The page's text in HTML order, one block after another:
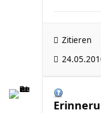
Zitieren